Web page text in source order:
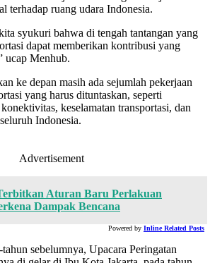
terhadap ruang udara Indonesia.
syukuri bahwa di tengah tantangan yang
dapat memberikan kontribusi yang
ucap Menhub.
ke depan masih ada sejumlah pekerjaan
yang harus dituntaskan, seperti
keselamatan transportasi, dan
Indonesia.
Advertisement
Aturan Baru Perlakuan
Dampak Bencana
Powered by Inline Related Posts
sebelumnya, Upacara Peringatan